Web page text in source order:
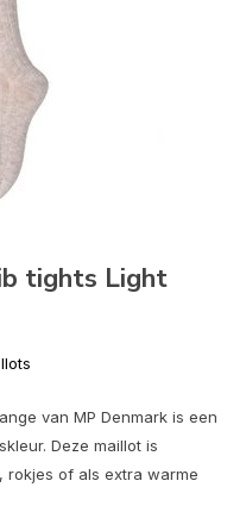
tights Light
van MP Denmark is een
Deze maillot is
rokjes of als extra warme